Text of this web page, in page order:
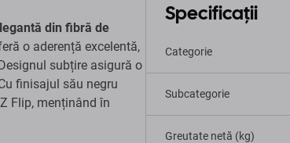
din fibră de
o aderență excelentă,
subțire asigură o
finisajul său negru
Flip, menținând în
Specificații
Categorie
Subcategorie
Greutate netă (kg)